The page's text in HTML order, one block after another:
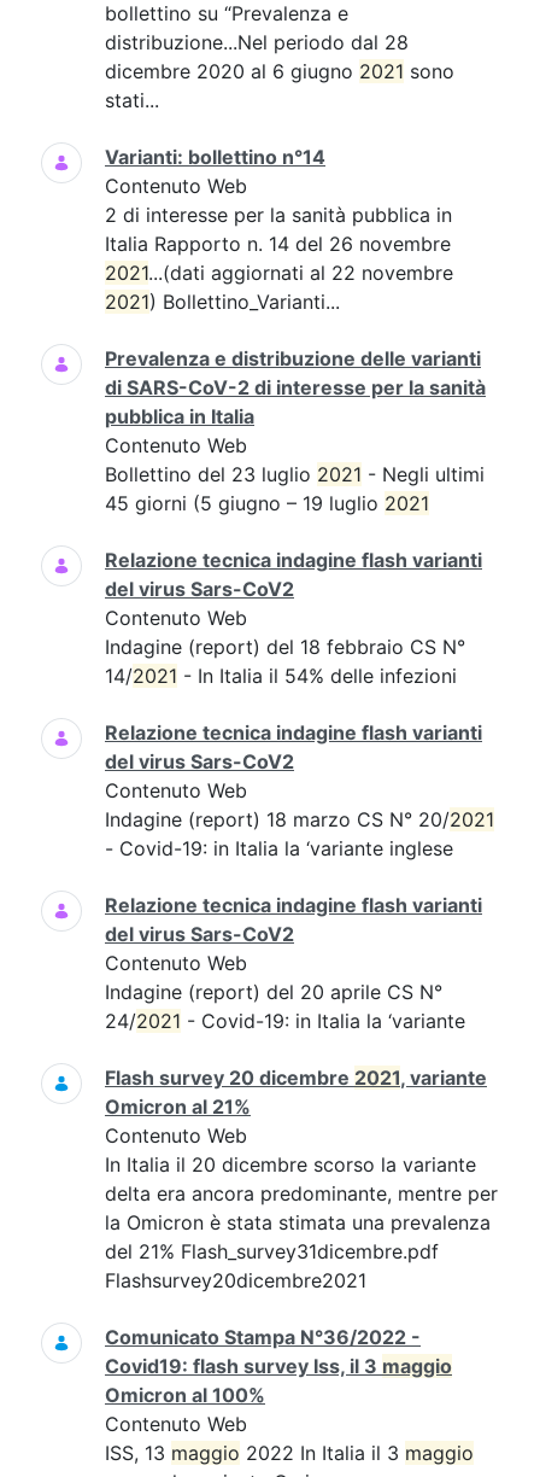
bollettino su “Prevalenza e
distribuzione...Nel periodo dal 28
dicembre 2020 al 6 giugno 2021 sono
stati...
Varianti: bollettino n°14
Contenuto Web
2 di interesse per la sanità pubblica in
Italia Rapporto n. 14 del 26 novembre
2021...(dati aggiornati al 22 novembre
2021) Bollettino_Varianti...
Prevalenza e distribuzione delle varianti
di SARS-CoV-2 di interesse per la sanità
pubblica in Italia
Contenuto Web
Bollettino del 23 luglio 2021 - Negli ultimi
45 giorni (5 giugno – 19 luglio 2021
Relazione tecnica indagine flash varianti
del virus Sars-CoV2
Contenuto Web
Indagine (report) del 18 febbraio CS N°
14/2021 - In Italia il 54% delle infezioni
Relazione tecnica indagine flash varianti
del virus Sars-CoV2
Contenuto Web
Indagine (report) 18 marzo CS N° 20/2021
- Covid-19: in Italia la ‘variante inglese
Relazione tecnica indagine flash varianti
del virus Sars-CoV2
Contenuto Web
Indagine (report) del 20 aprile CS N°
24/2021 - Covid-19: in Italia la ‘variante
Flash survey 20 dicembre 2021, variante
Omicron al 21%
Contenuto Web
In Italia il 20 dicembre scorso la variante
delta era ancora predominante, mentre per
la Omicron è stata stimata una prevalenza
del 21% Flash_survey31dicembre.pdf
Flashsurvey20dicembre2021
Comunicato Stampa N°36/2022 -
Covid19: flash survey Iss, il 3 maggio
Omicron al 100%
Contenuto Web
ISS, 13 maggio 2022 In Italia il 3 maggio